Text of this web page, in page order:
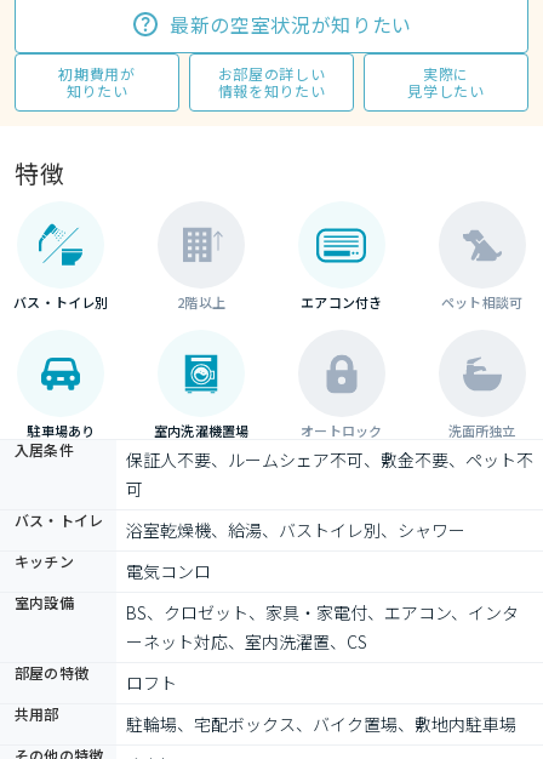
最新の空室状況が知りたい
初期費用が
知りたい
お部屋の詳しい
情報を知りたい
実際に
見学したい
特徴
バス・トイレ別 2階以上 エアコン付き ペット相談可
駐車場あり 室内洗濯機置場 オートロック 洗面所独立
入居条件
保証人不要、ルームシェア不可、敷金不要、ペット不
可
バス・トイレ 浴室乾燥機、給湯、バストイレ別、シャワー
キッチン 電気コンロ
室内設備
BS、クロゼット、家具・家電付、エアコン、インタ
ーネット対応、室内洗濯置、CS
部屋の特徴 ロフト
共用部 駐輪場、宅配ボックス、バイク置場、敷地内駐車場
その他の特徴